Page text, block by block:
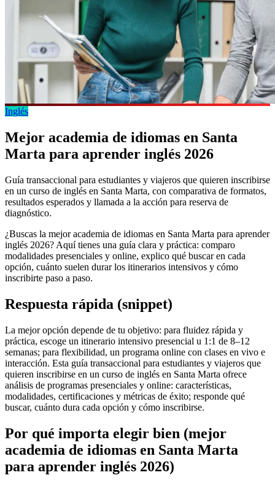
Inglés
Mejor academia de idiomas en Santa
Marta para aprender inglés 2026
Guía transaccional para estudiantes y viajeros que quieren inscribirse
en un curso de inglés en Santa Marta, con comparativa de formatos,
resultados esperados y llamada a la acción para reserva de
diagnóstico.
¿Buscas la mejor academia de idiomas en Santa Marta para aprender
inglés 2026? Aquí tienes una guía clara y práctica: comparo
modalidades presenciales y online, explico qué buscar en cada
opción, cuánto suelen durar los itinerarios intensivos y cómo
inscribirte paso a paso.
Respuesta rápida (snippet)
La mejor opción depende de tu objetivo: para fluidez rápida y
práctica, escoge un itinerario intensivo presencial u 1:1 de 8–12
semanas; para flexibilidad, un programa online con clases en vivo e
interacción. Esta guía transaccional para estudiantes y viajeros que
quieren inscribirse en un curso de inglés en Santa Marta ofrece
análisis de programas presenciales y online: características,
modalidades, certificaciones y métricas de éxito; responde qué
buscar, cuánto dura cada opción y cómo inscribirse.
Por qué importa elegir bien (mejor
academia de idiomas en Santa Marta
para aprender inglés 2026)